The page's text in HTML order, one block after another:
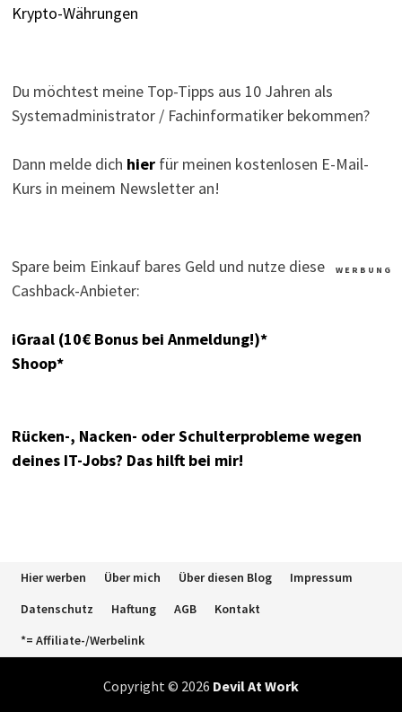
Krypto-Währungen
Du möchtest meine Top-Tipps aus 10 Jahren als
Systemadministrator / Fachinformatiker bekommen?
Dann melde dich hierfür meinen kostenlosen E-Mail-
Kurs in meinem Newsletter an!
W E R B U N G
Spare beim Einkauf bares Geld und nutze diese
Cashback-Anbieter:
iGraal (10€ Bonus bei Anmeldung!)*
Shoop*
Rücken-, Nacken- oder Schulterprobleme wegen
deines IT-Jobs? Das hilft bei mir!
Hier werben Über mich Über diesen Blog
Impressum
Datenschutz
Haftung AGB
Kontakt
*= Affiliate-/Werbelink
Copyright © 2026 Devil At Work